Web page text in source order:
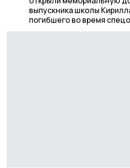
выпускника школы
погибшего во время